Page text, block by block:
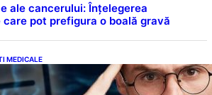
ale cancerului: Înțelegerea
pot prefigura o boală gravă
MEDICALE
dincolo de note: Semnele unui IQ
care nu țin de școală